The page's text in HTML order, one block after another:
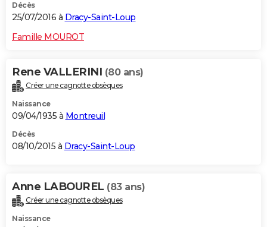
Décès
25/07/2016 à Dracy-Saint-Loup
Famille MOUROT
Rene VALLERINI (80 ans)
Créer une cagnotte obsèques
Naissance
09/04/1935 à Montreuil
Décès
08/10/2015 à Dracy-Saint-Loup
Anne LABOUREL (83 ans)
Créer une cagnotte obsèques
Naissance